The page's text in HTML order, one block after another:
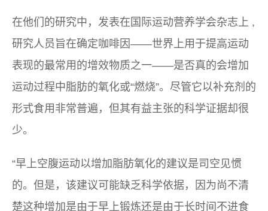
在他们的研究中，发表在 国际运动营养学会杂志上 ,
研究人员旨在确定咖啡因——世界上用于提高运动
表现的最常用的增效物质之一——是否真的会增加
运动过程中脂肪的氧化或“燃烧”。尽管它以补充剂的
形式食用非常普遍，但其有益主张的科学证据却很
少。
“早上空腹运动以增加脂肪氧化的建议是司空见惯
的。但是，该建议可能缺乏科学依据，因为尚不清
楚这种增加是由于早上锻炼还是由于长时间不进食